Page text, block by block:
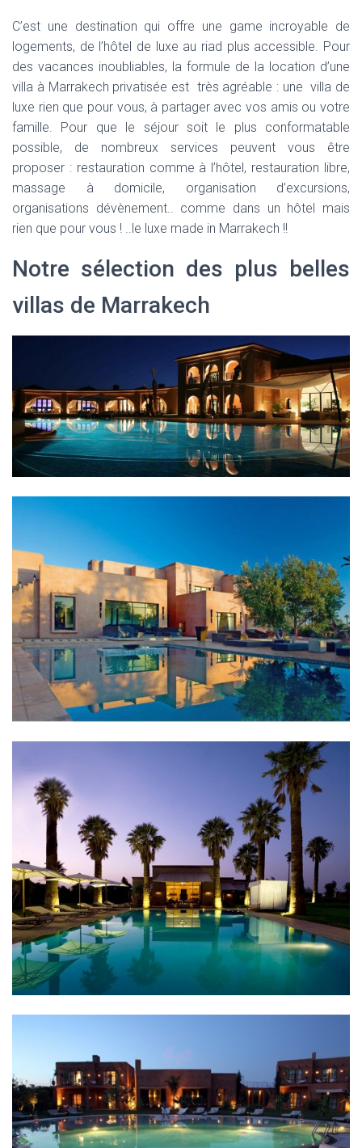
C’est une destination qui offre une game incroyable de
logements, de l’hôtel de luxe au riad plus accessible. Pour
des vacances inoubliables, la formule de la location d’une
villa à Marrakech privatisée est très agréable : une villa de
luxe rien que pour vous, à partager avec vos amis ou votre
famille. Pour que le séjour soit le plus conformatable
possible, de nombreux services peuvent vous être
proposer : restauration comme à l’hôtel, restauration libre,
massage à domicile, organisation d’excursions,
organisations dévènement.. comme dans un hôtel mais
rien que pour vous ! ..le luxe made in Marrakech !!
Notre sélection des plus belles
villas de Marrakech